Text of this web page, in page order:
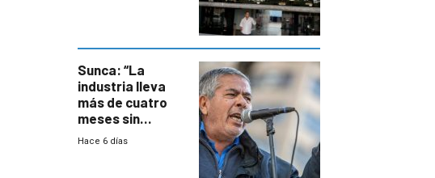
Sunca: “La
industria lleva
más de cuatro
meses sin
convenio
Hace 6 días